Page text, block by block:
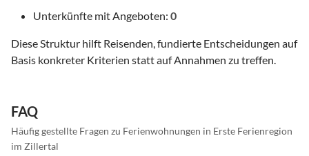
Unterkünfte mit Angeboten: 0
Diese Struktur hilft Reisenden, fundierte Entscheidungen auf
Basis konkreter Kriterien statt auf Annahmen zu treffen.
FAQ
Häufig gestellte Fragen zu Ferienwohnungen in Erste Ferienregion
im Zillertal